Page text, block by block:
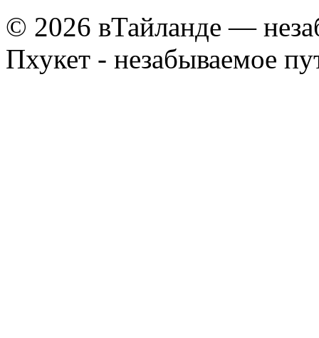
© 2026 вТайланде —
Пхукет - незабываемое